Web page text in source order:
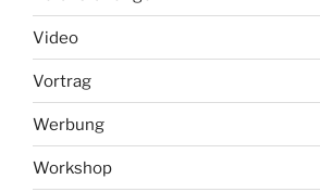
Video
Vortrag
Werbung
Workshop